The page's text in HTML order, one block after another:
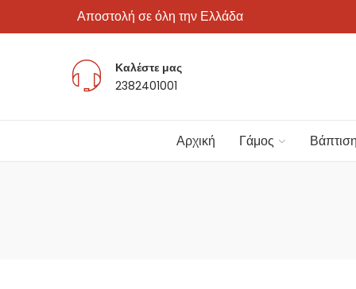
Αποστολή σε όλη την Ελλάδα
Καλέστε μας
2382401001
Αρχική Γάμος